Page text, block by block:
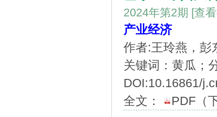
2024年第2期 [查
产业经济
作者:王玲燕，彭
关键词：黄瓜；
DOI:10.16861/
全文：
PDF （